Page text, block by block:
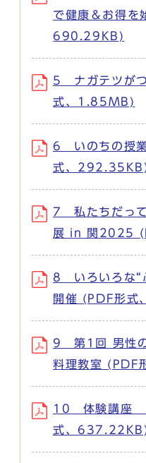
で健康＆お得を
690.29KB)
5 ナガテツが
式、1.85MB)
6 いのちの授
式、
7 私たちだって
展 in 関2025
8 いろいろな“
開催 (PDF形
9 第1回 男性
料理教室 (PDF
10 体験講座
式、